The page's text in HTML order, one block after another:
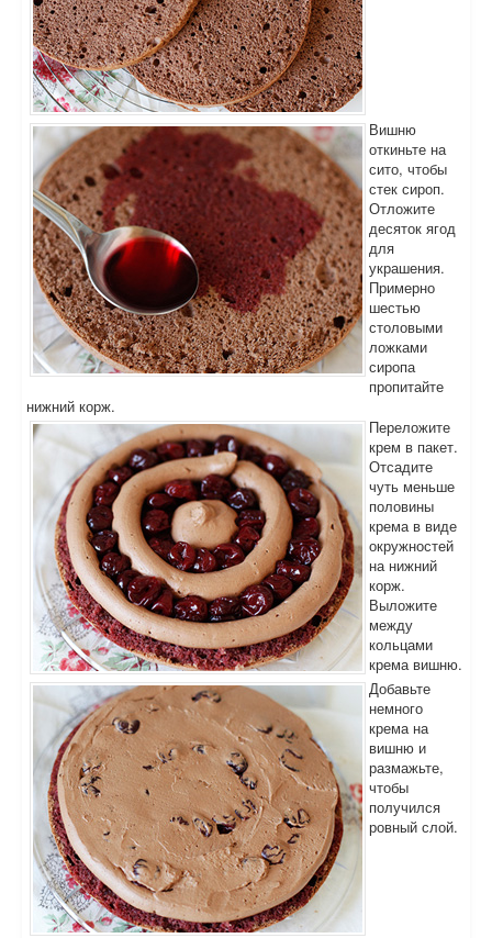
Вишню
откиньте на
сито, чтобы
стек сироп.
Отложите
десяток ягод
для
украшения.
Примерно
шестью
столовыми
ложками
сиропа
пропитайте
нижний корж.
Переложите
крем в пакет.
Отсадите
чуть меньше
половины
крема в виде
окружностей
на нижний
корж.
Выложите
между
кольцами
крема вишню.
Добавьте
немного
крема на
вишню и
размажьте,
чтобы
получился
ровный слой.